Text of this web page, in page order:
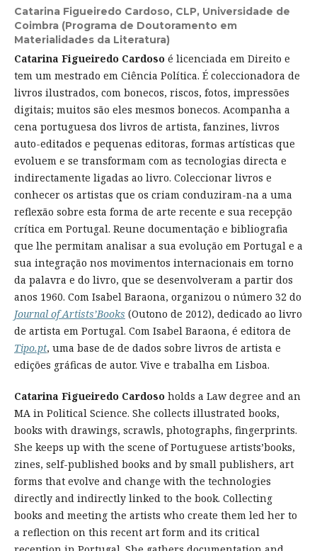
Catarina Figueiredo Cardoso, CLP, Universidade de
Coimbra (Programa de Doutoramento em
Materialidades da Literatura)
Catarina Figueiredo Cardosoé licenciada em Direito e
tem um mestrado em Ciência Política. É coleccionadora de
livros ilustrados, com bonecos, riscos, fotos, impressões
digitais; muitos são eles mesmos bonecos. Acompanha a
cena portuguesa dos livros de artista, fanzines, livros
auto-editados e pequenas editoras, formas artísticas que
evoluem e se transformam com as tecnologias directa e
indirectamente ligadas ao livro. Coleccionar livros e
conhecer os artistas que os criam conduziram-na a uma
reflexão sobre esta forma de arte recente e sua recepção
crítica em Portugal. Reune documentação e bibliografia
que lhe permitam analisar a sua evolução em Portugal e a
sua integração nos movimentos internacionais em torno
da palavra e do livro, que se desenvolveram a partir dos
anos 1960. Com Isabel Baraona, organizou o número 32 do
Journal of Artists’Books (Outono de 2012), dedicado ao livro
de artista em Portugal. Com Isabel Baraona, é editora de
Tipo.pt, uma base de de dados sobre livros de artista e
edições gráficas de autor. Vive e trabalha em Lisboa.
Catarina Figueiredo Cardosoholds a Law degree and an
MA in Political Science. She collects illustrated books,
books with drawings, scrawls, photographs, fingerprints.
She keeps up with the scene of Portuguese artists’books,
zines, self-published books and by small publishers, art
forms that evolve and change with the technologies
directly and indirectly linked to the book. Collecting
books and meeting the artists who create them led her to
a reflection on this recent art form and its critical